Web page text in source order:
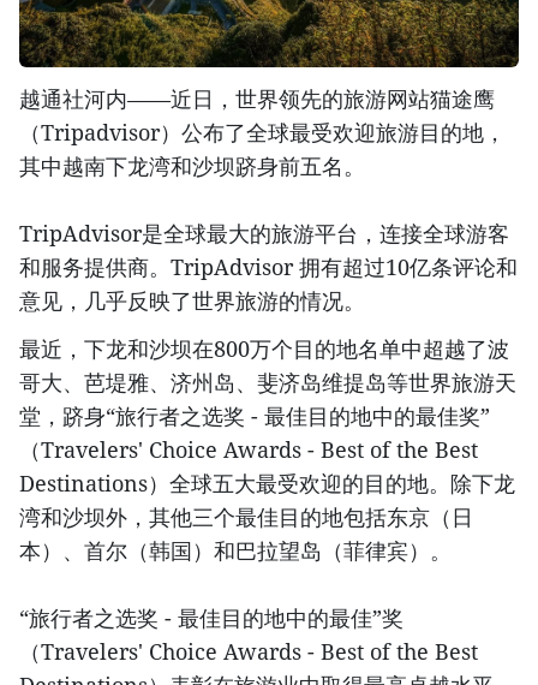
越通社河内——近日，世界领先的旅游网站猫途鹰
（Tripadvisor）公布了全球最受欢迎旅游目的地，
其中越南下龙湾和沙坝跻身前五名。
TripAdvisor是全球最大的旅游平台，连接全球游客
和服务提供商。TripAdvisor 拥有超过10亿条评论和
意见，几乎反映了世界旅游的情况。
最近，下龙和沙坝在800万个目的地名单中超越了波
哥大、芭堤雅、济州岛、斐济岛维提岛等世界旅游天
堂，跻身“旅行者之选奖 - 最佳目的地中的最佳奖”
（Travelers' Choice Awards - Best of the Best
Destinations）全球五大最受欢迎的目的地。除下龙
湾和沙坝外，其他三个最佳目的地包括东京（日
本）、首尔（韩国）和巴拉望岛（菲律宾）。
“旅行者之选奖 - 最佳目的地中的最佳”奖
（Travelers' Choice Awards - Best of the Best